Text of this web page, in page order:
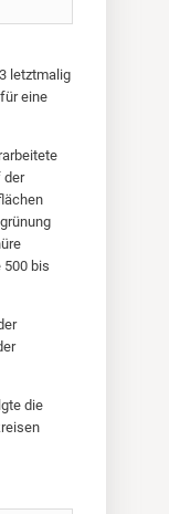
letztmalig
eine
der
500 bis
die